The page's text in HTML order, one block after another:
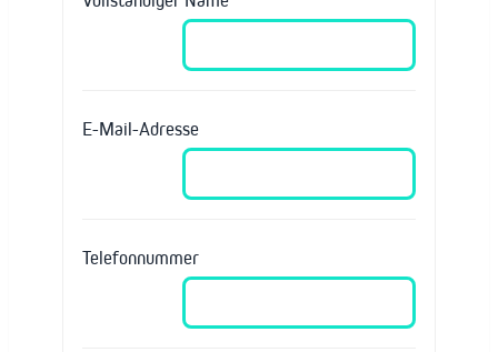
E-Mail-Adresse
Telefonnummer